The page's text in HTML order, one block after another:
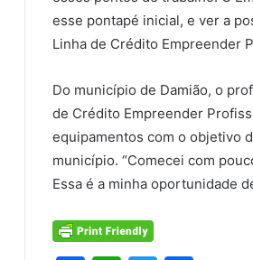
esse pontapé inicial, e ver a
Linha de Crédito Empreender
Do município de Damião, o
de Crédito Empreender
equipamentos com o objetivo
município. “Comecei com
Essa é a minha oportunidade